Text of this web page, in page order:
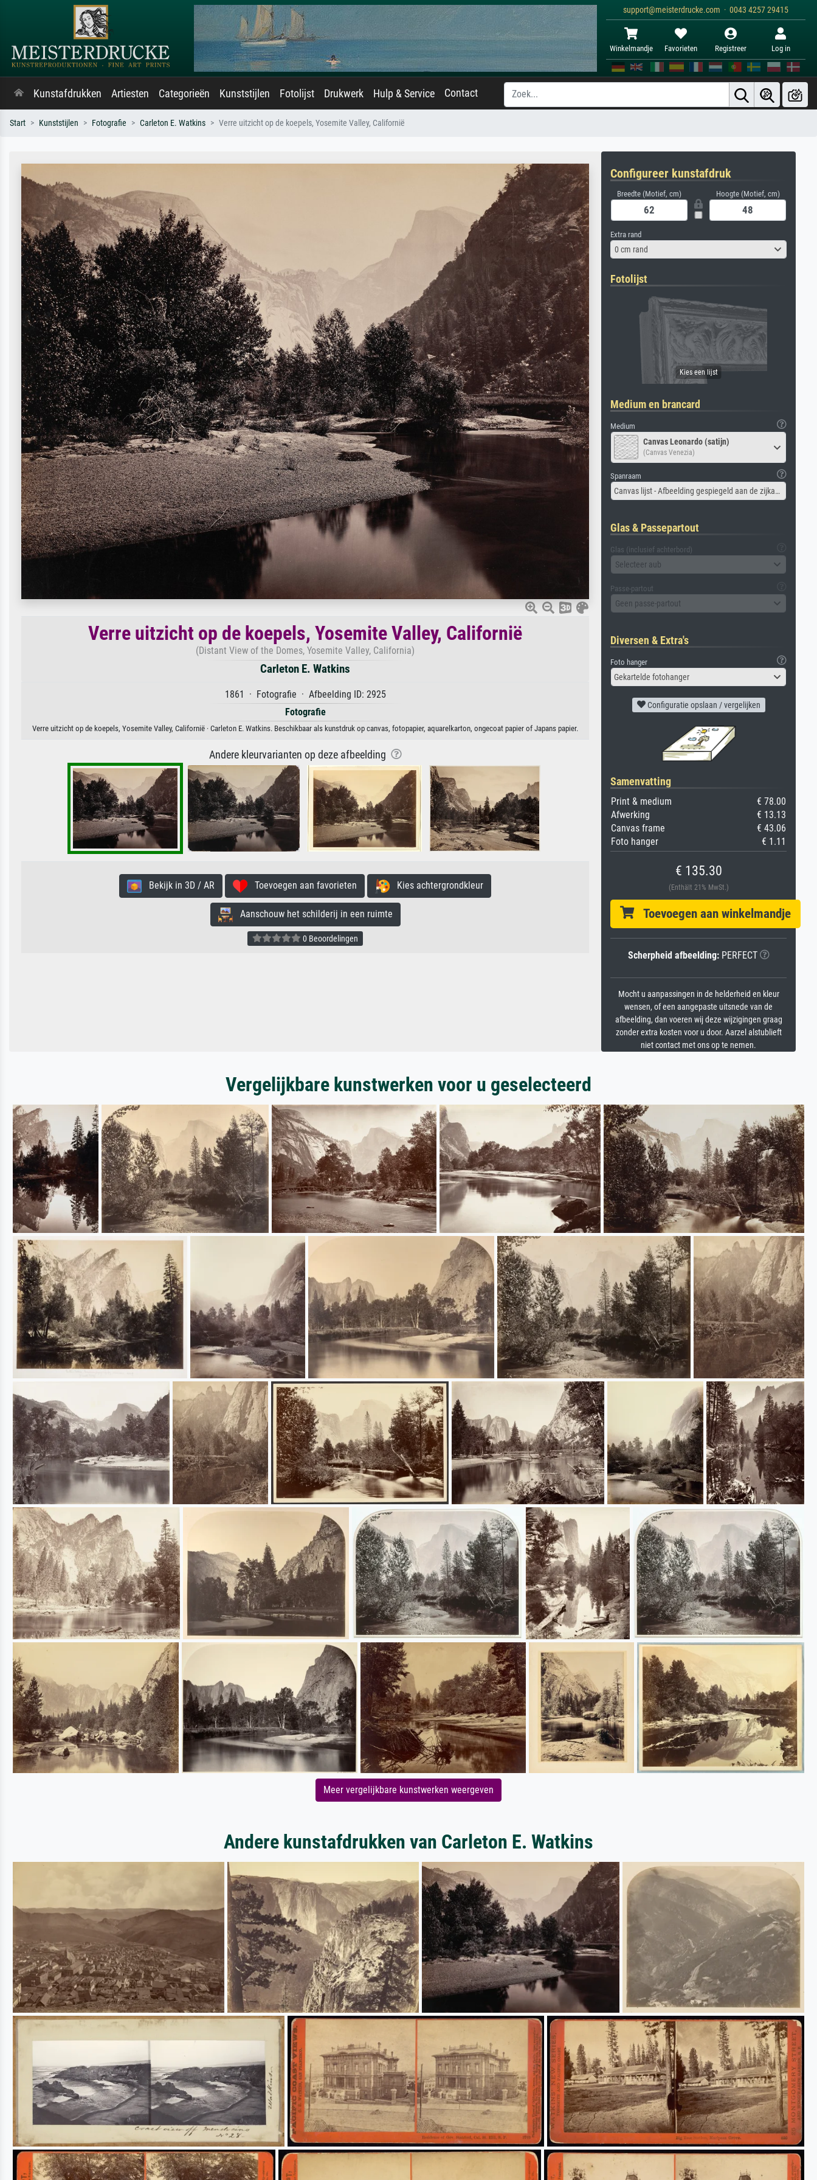
support@meisterdrucke.com · 0043 4257 29415
Winkelmandje Favorieten Registreer Log in
Kunstafdrukken Artiesten Categorieën Kunststijlen Fotolijst Drukwerk Hulp & Service Contact
Start Kunststijlen Fotografie Carleton E. Watkins Verre uitzicht op de koepels, Yosemite Valley, Californië
Verre uitzicht op de koepels, Yosemite Valley, Californië
(Distant View of the Domes, Yosemite Valley, California)
Carleton E. Watkins
1861 · Fotografie · Afbeelding ID: 2925
Fotografie
Verre uitzicht op de koepels, Yosemite Valley, Californië · Carleton E. Watkins. Beschikbaar als kunstdruk op canvas, fotopapier, aquarelkarton, ongecoat papier of Japans papier.
Andere kleurvarianten op deze afbeelding
Bekijk in 3D / AR Toevoegen aan favorieten Kies achtergrondkleur
Aanschouw het schilderij in een ruimte
0 Beoordelingen
Configureer kunstafdruk
Breedte (Motief, cm) Hoogte (Motief, cm)
Extra rand
0 cm rand
Fotolijst
Medium en brancard
Medium
Canvas Leonardo (satijn)
(Canvas Venezia)
Spanraam
Canvas lijst - Afbeelding gespiegeld aan de zijkant
Glas & Passepartout
Glas (inclusief achterbord)
Selecteer aub
Passe-partout
Geen passe-partout
Diversen & Extra's
Foto hanger
Gekartelde fotohanger
Configuratie opslaan / vergelijken
Samenvatting
Print & medium
€ 78.00
Afwerking
€ 13.13
Canvas frame
€ 43.06
Foto hanger
€ 1.11
€ 135.30
(Enthält 21% MwSt.)
Toevoegen aan winkelmandje
Scherpheid afbeelding:PERFECT
Mocht u aanpassingen in de helderheid en kleur
wensen, of een aangepaste uitsnede van de
afbeelding, dan voeren wij deze wijzigingen graag
zonder extra kosten voor u door. Aarzel alstublieft
niet contact met ons op te nemen.
Vergelijkbare kunstwerken voor u geselecteerd
Meer vergelijkbare kunstwerken weergeven
Andere kunstafdrukken van Carleton E. Watkins